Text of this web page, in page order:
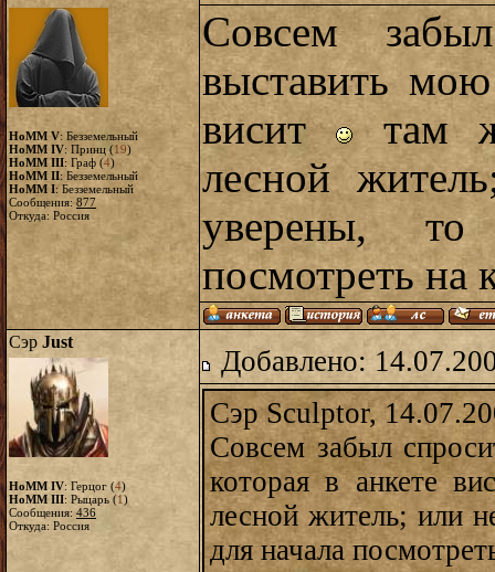
HoMM V: Безземельный
HoMM IV: Принц (19)
HoMM III: Граф (4)
HoMM II: Безземельный
HoMM I: Безземельный
Сообщения: 877
Откуда: Россия
Совсем
выставить мою
висит там
лесной
уверены,
посмотреть на
Сэр Just
HoMM IV: Герцог (4)
HoMM III: Рыцарь (1)
Сообщения:436
Откуда: Россия
Добавлено:
Сэр Sculptor,
Совсем забыл
которая в анкете
лесной житель; или
для начала